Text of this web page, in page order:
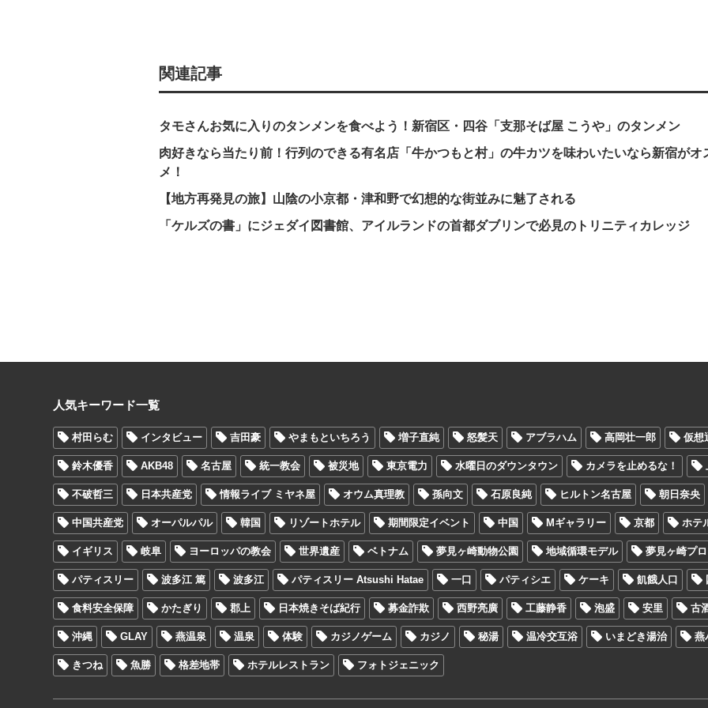
関連記事
タモさんお気に入りのタンメンを食べよう！新宿区・四谷「支那そば屋 こうや」のタンメン
肉好きなら当たり前！行列のできる有名店「牛かつもと村」の牛カツを味わいたいなら新宿がオ
メ！
【地方再発見の旅】山陰の小京都・津和野で幻想的な街並みに魅了される
「ケルズの書」にジェダイ図書館、アイルランドの首都ダブリンで必見のトリニティカレッジ
人気キーワード一覧
村田らむ インタビュー 吉田豪 やまもといちろう 増子直純 怒髪天 アブラハム 高岡壮一郎 仮想
鈴木優香 AKB48 名古屋 統一教会 被災地 東京電力 水曜日のダウンタウン カメラを止めるな！
不破哲三 日本共産党 情報ライブ ミヤネ屋 オウム真理教 孫向文 石原良純 ヒルトン名古屋 朝日奈央
中国共産党 オーパルパル 韓国 リゾートホテル 期間限定イベント 中国 Mギャラリー 京都 ホテ
イギリス 岐阜 ヨーロッパの教会 世界遺産 ベトナム 夢見ヶ崎動物公園 地域循環モデル 夢見ヶ崎プ
パティスリー 波多江 篤 波多江 パティスリー Atsushi Hatae 一口 パティシエ ケーキ 飢餓人口
食料安全保障 かたぎり 郡上 日本焼きそば紀行 募金詐欺 西野亮廣 工藤静香 泡盛 安里 古
沖縄 GLAY 燕温泉 温泉 体験 カジノゲーム カジノ 秘湯 温冷交互浴 いまどき湯治 燕
きつね 魚勝 格差地帯 ホテルレストラン フォトジェニック